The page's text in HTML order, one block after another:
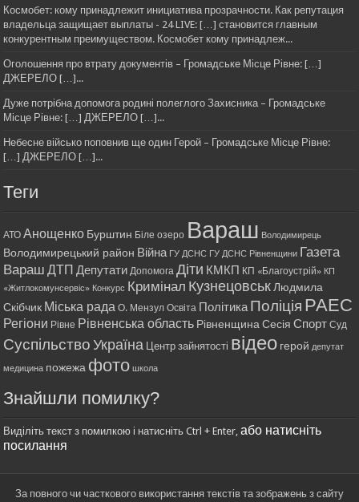
Космобет: кому принадлежит инициатива прозрачности. Как репутация
владельца защищает выплаты - 24 LIVE: […] становится главным
конкурентным преимуществом. Космобет кому принадлеж...
Оголошення про втрату документів – Громадське Місце Рівне: […]
ДЖЕРЕЛО […]...
Дуже потрібна допомога родині полеглого Захисника – Громадське
Місце Рівне: […] ДЖЕРЕЛО […]...
Небесне військо поповнив ще один Герой – Громадське Місце Рівне:
[…] ДЖЕРЕЛО […]...
Теги
АТО Анощенко Бурштин Біле озеро Вараш Володимирець
Володимирецький район Війна ГУ ДСНС ГУ ДСНС Рівненщини Газета
Вараш ДТП Депутати Допомога Діти КМКП КП «Благоустрій» КП
«Житлокомунсервіс» Конкурс Кримінал Кузнецовськ Людмила
Скібчик Міська рада О. Мензул Освіта Політика Поліція РАЕС
Регіони Рівне Рівненська область Рівненщина Сесія Спорт Суд
Суспільство Україна Центр зайнятості відео герой депутат
медицина пожежа фото школа
Знайшли помилку?
Виділіть текст з помилкою і натисніть Ctrl + Enter,або натисніть
посилання
За повного чи часткового використання текстів та зображень з сайту